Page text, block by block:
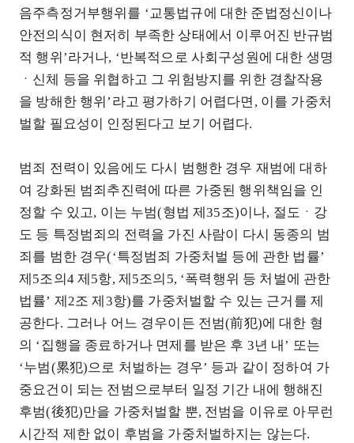
음주측정거부행위를 ‘교통법규에 대한 준법정신이나
안전의식이 현저히 부족한 상태에서 이루어진 반규범
적 행위’라거나, ‘반복적으로 사회구성원에 대한 생명
ㆍ신체 등을 위협하고 그 위험방지를 위한 경찰작용
을 방해한 행위’라고 평가하기 어렵다면, 이를 가중처
벌할 필요성이 인정된다고 보기 어렵다.
범죄 전력이 있음에도 다시 범행한 경우 재범에 대하
여 강화된 범죄추진력에 따른 가중된 행위책임을 인
정할 수 있고, 이는 누범(형법 제35조)이나, 절도ㆍ강
도 등 특정범죄의 전력을 가진 사람이 다시 동종의 범
죄를 범한 경우(‘특정범죄 가중처벌 등에 관한 법률’
제5조의4 제5항, 제5조의5, ‘폭력행위 등 처벌에 관한
법률’ 제2조 제3항)를 가중처벌할 수 있는 근거를 제
공한다. 그러나 어느 경우이든 전범(前犯)에 대한 형
의 ‘집행을 종료하거나 면제를 받은 후 3년 내’ 또는
‘누범(累犯)으로 처벌하는 경우’ 등과 같이 정하여 가
중요건이 되는 전범으로부터 일정 기간 내에 행해진
후범(後犯)만을 가중처벌할 뿐, 전범을 이유로 아무런
시간적 제한 없이 후범을 가중처벌하지는 않는다.